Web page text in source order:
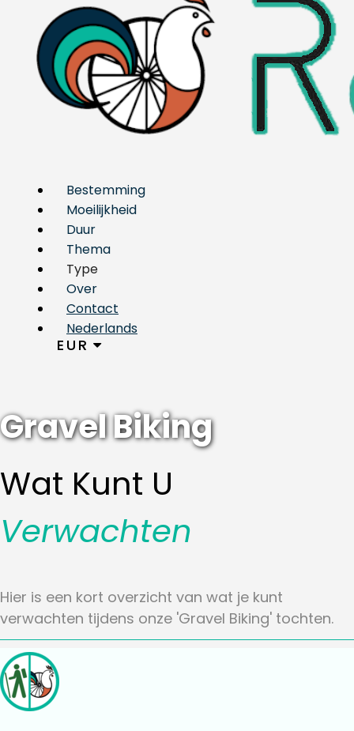
Bestemming
Moeilijkheid
Duur
Thema
Type
Over
Contact
Nederlands
EUR
Gravel Biking
Wat Kunt U
Verwachten
Hier is een kort overzicht van wat je kunt
verwachten tijdens onze 'Gravel Biking' tochten.